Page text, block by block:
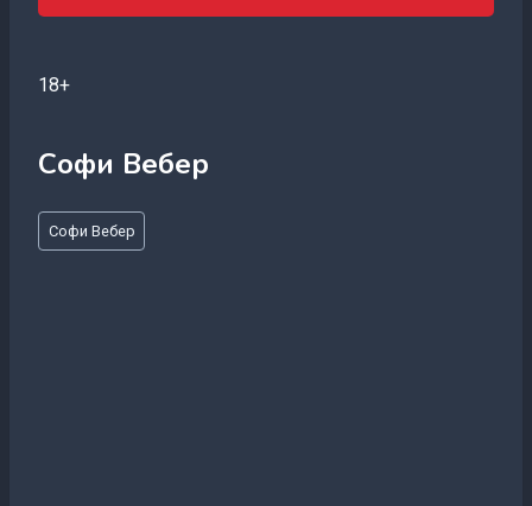
18+
Софи Вебер
Метки
записи:
Софи Вебер